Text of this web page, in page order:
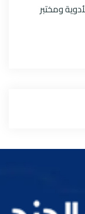
ومختبر